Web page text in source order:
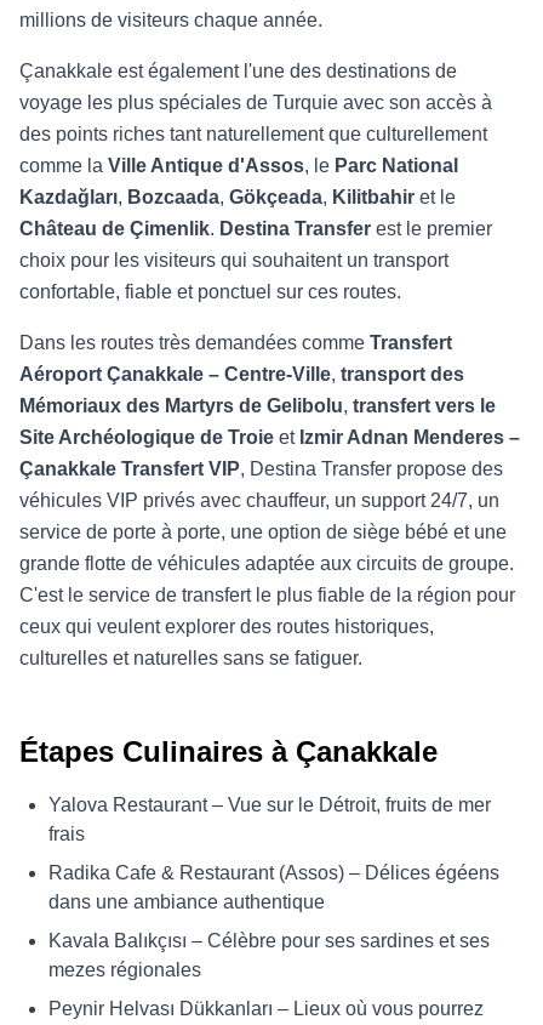
millions de visiteurs chaque année.
Çanakkale est également l'une des destinations de
voyage les plus spéciales de Turquie avec son accès à
des points riches tant naturellement que culturellement
comme la Ville Antique d'Assos, le Parc National
Kazdağları, Bozcaada, Gökçeada, Kilitbahir et le
Château de Çimenlik. Destina Transfer est le premier
choix pour les visiteurs qui souhaitent un transport
confortable, fiable et ponctuel sur ces routes.
Dans les routes très demandées comme Transfert
Aéroport Çanakkale – Centre-Ville, transport des
Mémoriaux des Martyrs de Gelibolu, transfert vers le
Site Archéologique de Troie et Izmir Adnan Menderes –
Çanakkale Transfert VIP, Destina Transfer propose des
véhicules VIP privés avec chauffeur, un support 24/7, un
service de porte à porte, une option de siège bébé et une
grande flotte de véhicules adaptée aux circuits de groupe.
C'est le service de transfert le plus fiable de la région pour
ceux qui veulent explorer des routes historiques,
culturelles et naturelles sans se fatiguer.
Étapes Culinaires à Çanakkale
Yalova Restaurant – Vue sur le Détroit, fruits de mer
frais
Radika Cafe & Restaurant (Assos) – Délices égéens
dans une ambiance authentique
Kavala Balıkçısı – Célèbre pour ses sardines et ses
mezes régionales
Peynir Helvası Dükkanları – Lieux où vous pourrez